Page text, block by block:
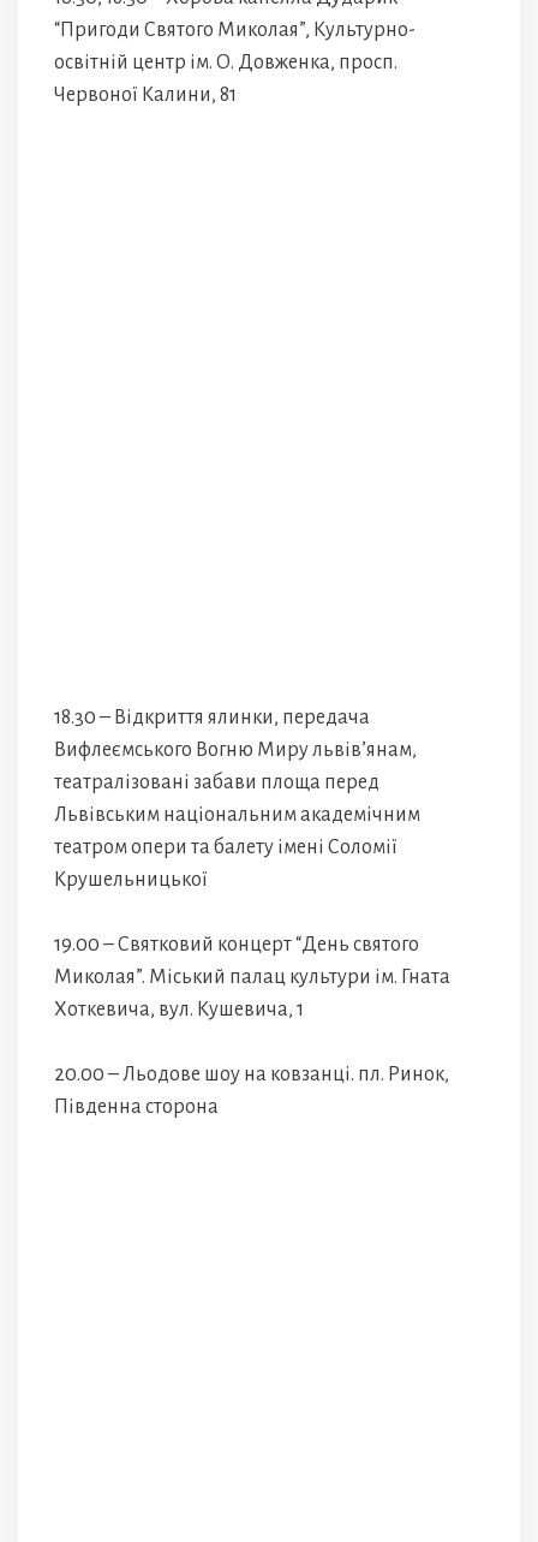
“Пригоди Святого Миколая”, Культурно-
освітній центр ім. О. Довженка, просп.
Червоної Калини, 81
18.30 – Відкриття ялинки, передача
Вифлеємського Вогню Миру львів’янам,
театралізовані забави площа перед
Львівським національним академічним
театром опери та балету імені Соломії
Крушельницької
19.00 – Святковий концерт “День святого
Миколая”. Міський палац культури ім. Гната
Хоткевича, вул. Кушевича, 1
20.00 – Льодове шоу на ковзанці. пл. Ринок,
Південна сторона